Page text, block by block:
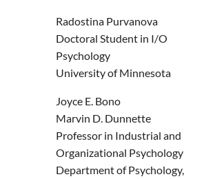
Radostina Purvanova
Doctoral Student in I/O
Psychology
University of Minnesota
Joyce E. Bono
Marvin D. Dunnette
Professor in Industrial and
Organizational Psychology
Department of Psychology,